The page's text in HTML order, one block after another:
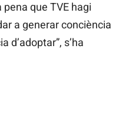
que TVE hagi
a generar conciència
d’adoptar”, s’ha